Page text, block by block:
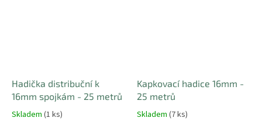
Hadička distribuční k
16mm spojkám - 25 metrů
Skladem (1 ks)
Kapkovací hadice 16mm -
25 metrů
Skladem (7 ks)